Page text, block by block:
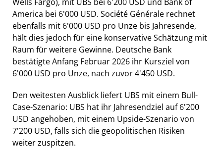
America bei 6'000 USD. Société Générale rechnet
ebenfalls mit 6'000 USD pro Unze bis Jahresende,
hält dies jedoch für eine konservative Schätzung mit
Raum für weitere Gewinne. Deutsche Bank
bestätigte Anfang Februar 2026 ihr Kursziel von
6'000 USD pro Unze, nach zuvor 4'450 USD.
Den weitesten Ausblick liefert UBS mit einem Bull-
Case-Szenario: UBS hat ihr Jahresendziel auf 6'200
USD angehoben, mit einem Upside-Szenario von
7'200 USD, falls sich die geopolitischen Risiken
weiter zuspitzen.